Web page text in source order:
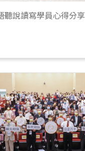
聽說讀寫學員心得分享